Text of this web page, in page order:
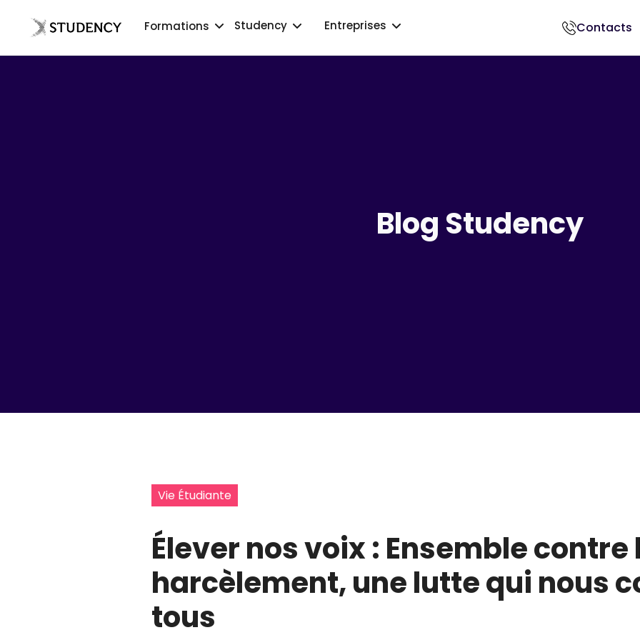
Formations Studency Entreprises
Contacts
Blog Studency
Vie Étudiante
Élever nos voix : Ensemble contre
harcèlement, une lutte qui nous
tous